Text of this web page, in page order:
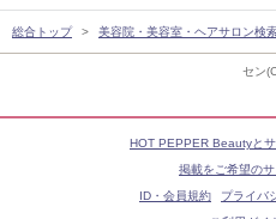
セン
総合トップ 美容院・美容室・ヘアサロン検
HOT PEPPER Beautyと
掲載をご希望の
ID・会員規約
プライバ